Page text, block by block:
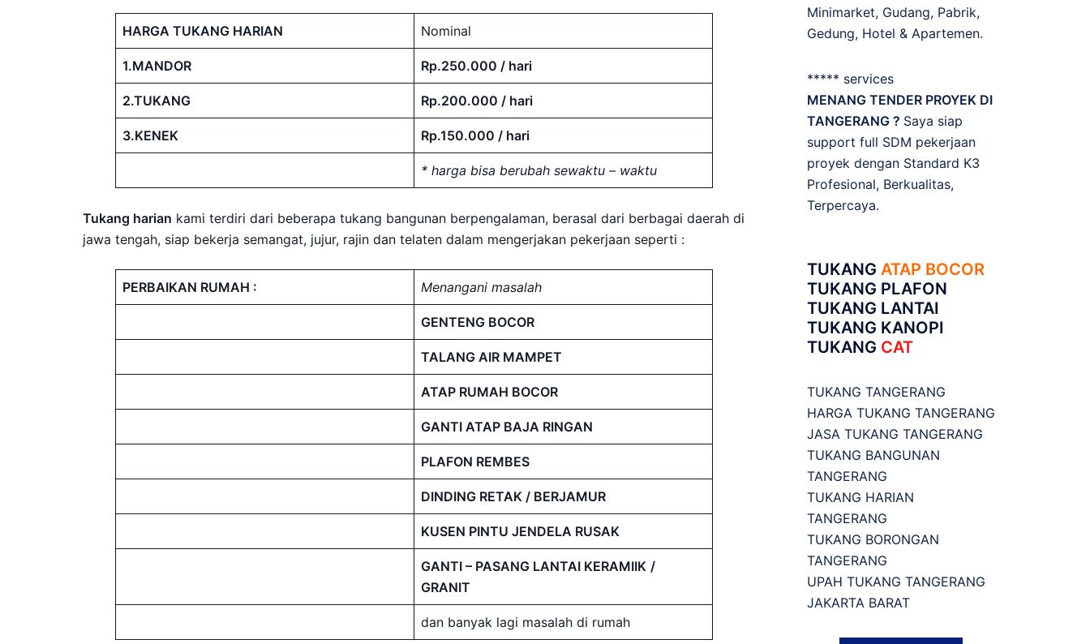
HARGA TUKANG HARIAN Nominal
1.MANDOR Rp.250.000 / hari
2.TUKANG Rp.200.000 / hari
3.KENEK Rp.150.000 / hari
* harga bisa berubah sewaktu – waktu
Tukang harian kami terdiri dari beberapa tukang bangunan berpengalaman, berasal dari berbagai daerah di
jawa tengah, siap bekerja semangat, jujur, rajin dan telaten dalam mengerjakan pekerjaan seperti :
PERBAIKAN RUMAH : Menangani masalah
GENTENG BOCOR
TALANG AIR MAMPET
ATAP RUMAH BOCOR
GANTI ATAP BAJA RINGAN
PLAFON REMBES
DINDING RETAK / BERJAMUR
KUSEN PINTU JENDELA RUSAK
GANTI – PASANG LANTAI KERAMIIK /
GRANIT
dan banyak lagi masalah di rumah
Minimarket, Gudang, Pabrik,
Gedung, Hotel & Apartemen.
***** services
MENANG TENDER PROYEK DI
TANGERANG ? Saya siap
support full SDM pekerjaan
proyek dengan Standard K3
Profesional, Berkualitas,
Terpercaya.
TUKANG ATAP BOCOR
TUKANG PLAFON
TUKANG LANTAI
TUKANG KANOPI
TUKANG CAT
TUKANG TANGERANG
HARGA TUKANG TANGERANG
JASA TUKANG TANGERANG
TUKANG BANGUNAN
TANGERANG
TUKANG HARIAN
TANGERANG
TUKANG BORONGAN
TANGERANG
UPAH TUKANG TANGERANG
JAKARTA BARAT